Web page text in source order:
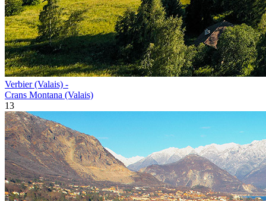
Verbier (Valais) -
Crans Montana (Valais)
13